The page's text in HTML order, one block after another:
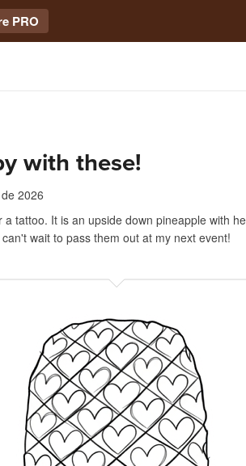
PRO
with these!
2026
tattoo. It is an upside down pineapple with
wait to pass them out at my next event!